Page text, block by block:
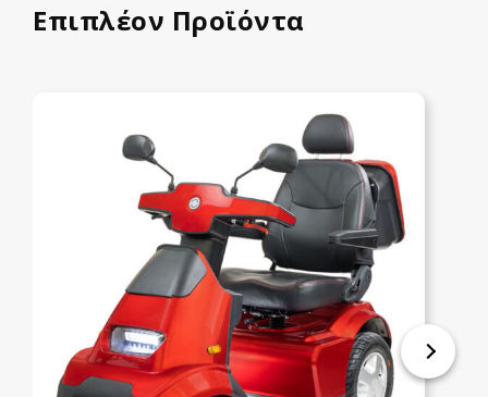
Επιπλέον Προϊόντα